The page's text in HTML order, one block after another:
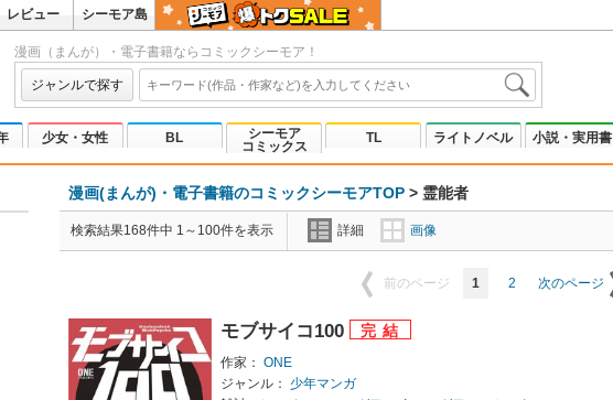
レビュー シーモア島
漫画（まんが）・電子書籍ならコミックシーモア！
ジャンルで探す
少女・女性 BL
シーモア
コミックス
TL ライトノベル 小説・実用書
漫画(まんが)・電子書籍のコミックシーモアTOP > 霊能者
検索結果168件中 1～100件を表示 詳細 画像
前のページ 1 2 次のページ
モブサイコ100
作家： ONE
ジャンル：
少年マンガ